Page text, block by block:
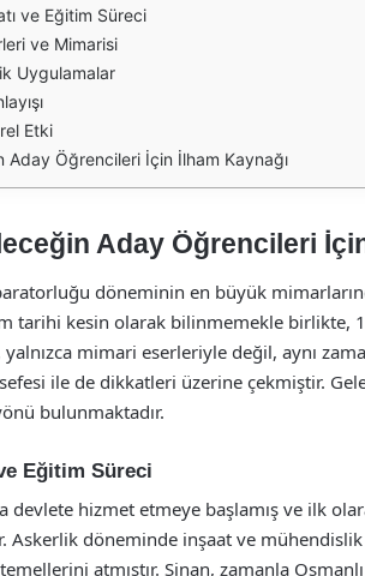
ve Eğitim Süreci
ve Mimarisi
Uygulamalar
Etki
Aday Öğrencileri İçin İlham Kaynağı
Aday Öğrencileri
döneminin en büyük
tarihi kesin olarak bilinmemekle birlikte,
mimari eserleriyle değil, aynı
ile de dikkatleri üzerine çekmiştir.
bulunmaktadır.
Eğitim Süreci
devlete hizmet etmeye başlamış ve ilk
Askerlik döneminde inşaat ve
atmıştır. Sinan, zamanla